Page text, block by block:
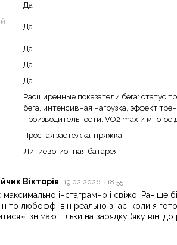
Да
Да
Да
Да
Да
Расширенные показатели бега: статус
бега, интенсивная нагрузка, эффект
производительности, VO2 max и многое
Простая застежка-пряжка
Литиево-ионная батарея
Вікторія 19.02.2026 в 18:55
максимально інстаграмно і свіжо! Раніше
то любофф. він реально знає, коли я
знімаю тільки на зарядку (яку він, до